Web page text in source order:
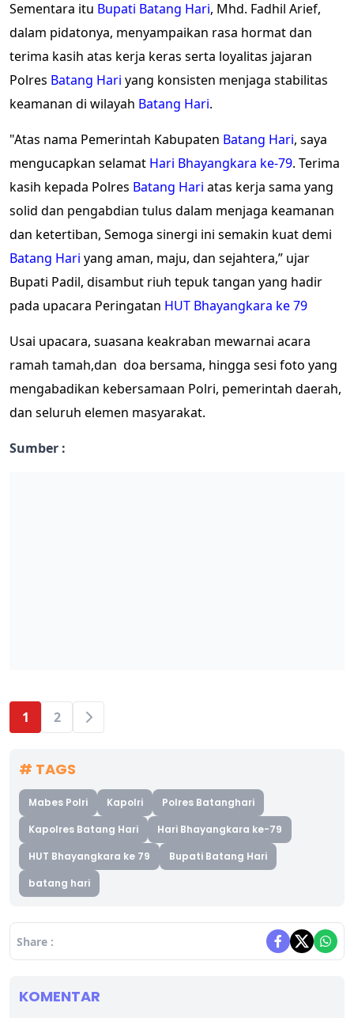
Sementara itu Bupati Batang Hari, Mhd. Fadhil Arief,
dalam pidatonya, menyampaikan rasa hormat dan
terima kasih atas kerja keras serta loyalitas jajaran
Polres Batang Hari yang konsisten menjaga stabilitas
keamanan di wilayah Batang Hari.
"Atas nama Pemerintah Kabupaten Batang Hari, saya
mengucapkan selamat Hari Bhayangkara ke-79. Terima
kasih kepada Polres Batang Hari atas kerja sama yang
solid dan pengabdian tulus dalam menjaga keamanan
dan ketertiban, Semoga sinergi ini semakin kuat demi
Batang Hari yang aman, maju, dan sejahtera,” ujar
Bupati Padil, disambut riuh tepuk tangan yang hadir
pada upacara Peringatan HUT Bhayangkara ke 79
Usai upacara, suasana keakraban mewarnai acara
ramah tamah,dan doa bersama, hingga sesi foto yang
mengabadikan kebersamaan Polri, pemerintah daerah,
dan seluruh elemen masyarakat.
Sumber :
1 2
# TAGS
Mabes Polri Kapolri
Polres Batanghari
Kapolres Batang Hari
Hari Bhayangkara ke-79
HUT Bhayangkara ke 79
Bupati Batang Hari
batang hari
Share :
KOMENTAR